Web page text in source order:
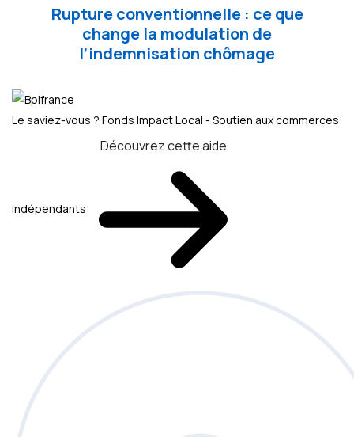
Rupture conventionnelle : ce que
change la modulation de
l’indemnisation chômage
Le saviez-vous ? Fonds Impact Local - Soutien aux commerces
indépendants
Découvrez cette aide